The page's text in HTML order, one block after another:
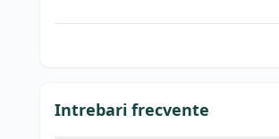
Intrebari frecvente